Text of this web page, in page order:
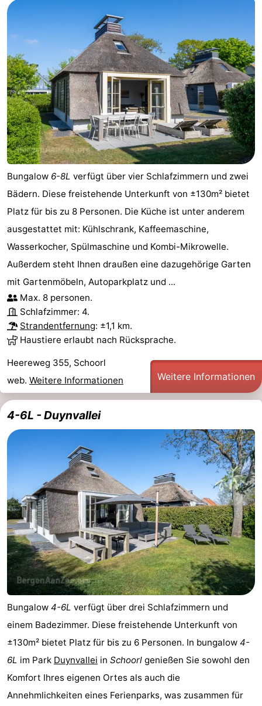
Bungalow 6-8L verfügt über vier Schlafzimmern und zwei
Bädern. Diese freistehende Unterkunft von ±130m² bietet
Platz für bis zu 8 Personen. Die Küche ist unter anderem
ausgestattet mit: Kühlschrank, Kaffeemaschine,
Wasserkocher, Spülmaschine und Kombi-Mikrowelle.
Außerdem steht Ihnen draußen eine dazugehörige Garten
mit Gartenmöbeln, Autoparkplatz und ...
Max. 8 personen.
Schlafzimmer: 4.
Strandentfernung: ±1,1 km.
Haustiere erlaubt nach Rücksprache.
Heereweg 355, Schoorl
web. Weitere Informationen Weitere Informationen
4-6L - Duynvallei
Bungalow 4-6L verfügt über drei Schlafzimmern und
einem Badezimmer. Diese freistehende Unterkunft von
±130m² bietet Platz für bis zu 6 Personen. In bungalow 4-
6L im Park Duynvallei in Schoorl genießen Sie sowohl den
Komfort Ihres eigenen Ortes als auch die
Annehmlichkeiten eines Ferienparks, was zusammen für